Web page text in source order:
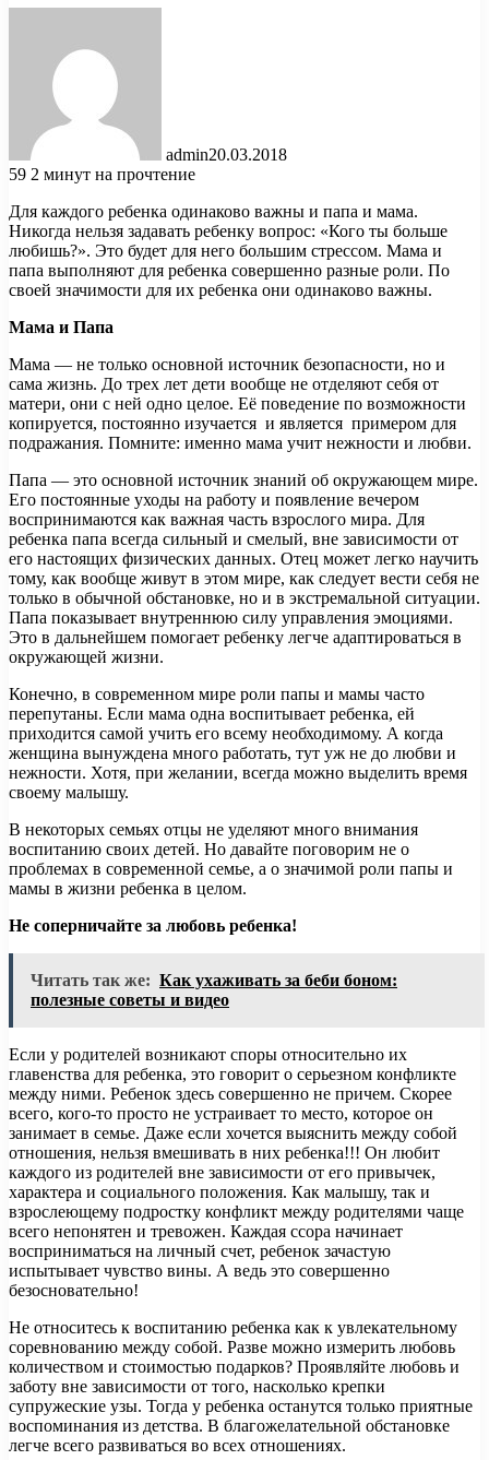
admin20.03.2018
59 2 минут на прочтение
Для каждого ребенка одинаково важны и папа и мама.
Никогда нельзя задавать ребенку вопрос: «Кого ты больше
любишь?». Это будет для него большим стрессом. Мама и
папа выполняют для ребенка совершенно разные роли. По
своей значимости для их ребенка они одинаково важны.
Мама и Папа
Мама — не только основной источник безопасности, но и
сама жизнь. До трех лет дети вообще не отделяют себя от
матери, они с ней одно целое. Её поведение по возможности
копируется, постоянно изучается и является примером для
подражания. Помните: именно мама учит нежности и любви.
Папа — это основной источник знаний об окружающем мире.
Его постоянные уходы на работу и появление вечером
воспринимаются как важная часть взрослого мира. Для
ребенка папа всегда сильный и смелый, вне зависимости от
его настоящих физических данных. Отец может легко научить
тому, как вообще живут в этом мире, как следует вести себя не
только в обычной обстановке, но и в экстремальной ситуации.
Папа показывает внутреннюю силу управления эмоциями.
Это в дальнейшем помогает ребенку легче адаптироваться в
окружающей жизни.
Конечно, в современном мире роли папы и мамы часто
перепутаны. Если мама одна воспитывает ребенка, ей
приходится самой учить его всему необходимому. А когда
женщина вынуждена много работать, тут уж не до любви и
нежности. Хотя, при желании, всегда можно выделить время
своему малышу.
В некоторых семьях отцы не уделяют много внимания
воспитанию своих детей. Но давайте поговорим не о
проблемах в современной семье, а о значимой роли папы и
мамы в жизни ребенка в целом.
Не соперничайте за любовь ребенка!
Читать так же: Как ухаживать за беби боном:
полезные советы и видео
Если у родителей возникают споры относительно их
главенства для ребенка, это говорит о серьезном конфликте
между ними. Ребенок здесь совершенно не причем. Скорее
всего, кого-то просто не устраивает то место, которое он
занимает в семье. Даже если хочется выяснить между собой
отношения, нельзя вмешивать в них ребенка!!! Он любит
каждого из родителей вне зависимости от его привычек,
характера и социального положения. Как малышу, так и
взрослеющему подростку конфликт между родителями чаще
всего непонятен и тревожен. Каждая ссора начинает
восприниматься на личный счет, ребенок зачастую
испытывает чувство вины. А ведь это совершенно
безосновательно!
Не относитесь к воспитанию ребенка как к увлекательному
соревнованию между собой. Разве можно измерить любовь
количеством и стоимостью подарков? Проявляйте любовь и
заботу вне зависимости от того, насколько крепки
супружеские узы. Тогда у ребенка останутся только приятные
воспоминания из детства. В благожелательной обстановке
легче всего развиваться во всех отношениях.